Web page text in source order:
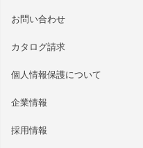
お問い合わせ
カタログ請求
個人情報保護について
企業情報
採用情報